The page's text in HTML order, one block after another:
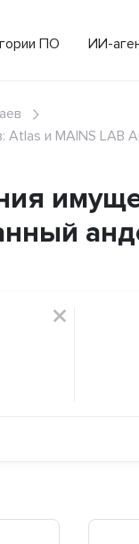
ПО ИИ-
и MAINS LAB